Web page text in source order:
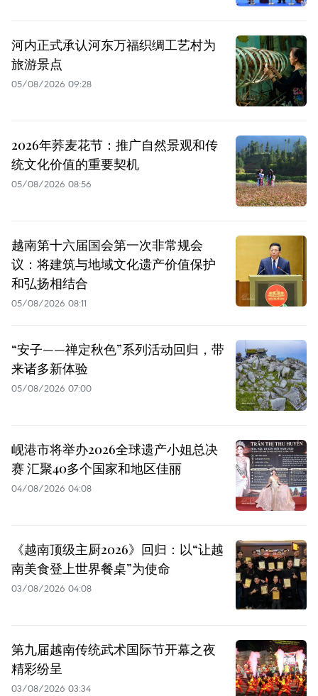
河内正式承认河东万福织绸工艺村为
旅游景点
05/08/2026 09:28
2026年荞麦花节：推广自然景观和传
统文化价值的重要契机
05/08/2026 08:56
越南第十六届国会第一次非常规会
议：将建筑与地域文化遗产价值保护
和弘扬相结合
05/08/2026 08:11
“安子——禅定秋色”系列活动回归，带
来诸多新体验
05/08/2026 07:00
岘港市将举办2026全球遗产小姐总决
赛 汇聚40多个国家和地区佳丽
04/08/2026 04:08
《越南顶级主厨2026》回归：以“让越
南美食登上世界餐桌”为使命
03/08/2026 04:08
第九届越南传统武术国际节开幕之夜
精彩纷呈
03/08/2026 03:34